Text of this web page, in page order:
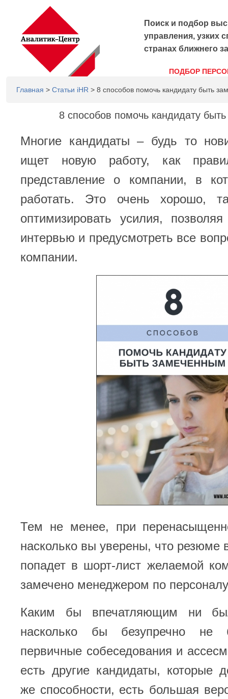
Поиск и подбор
управления, узких
странах ближнего
ПОДБОР
Главная > Статьи iHR > 8 способов помочь кандидату быть
8 способов помочь кандидату
Многие кандидаты – будь то
ищет новую работу, как
представление о компании, в
работать. Это очень хорошо,
оптимизировать усилия, позволяя
интервью и предусмотреть все
компании.
Тем не менее, при
насколько вы уверены, что резюме
попадет в шорт-лист желаемой
замечено менеджером по
Каким бы впечатляющим ни
насколько бы безупречно не
первичные собеседования и
есть другие кандидаты, которые
же способности, есть большая